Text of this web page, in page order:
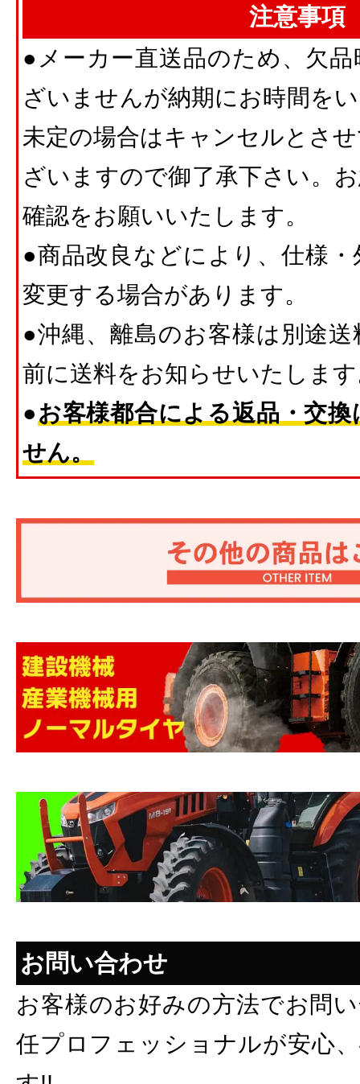
注意事項
●メーカー直送品のため、欠
ざいませんが納期にお時間を
未定の場合はキャンセルとさ
ざいますので御了承下さい。
確認をお願いいたします。
●商品改良などにより、仕様
変更する場合があります。
●沖縄、離島のお客様は別途
前に送料をお知らせいたしま
●お客様都合による返品・交
せん。
お問い合わせ
お客様のお好みの方法でお問
任プロフェッショナルが安心